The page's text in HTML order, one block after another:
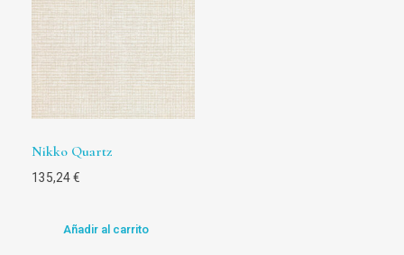
Nikko Quartz
135,24€
Añadir al carrito